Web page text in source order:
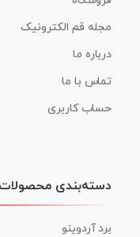
مجله قم الکترونیک
درباره ما
تماس با ما
حساب کاربری
دسته‌بندی محصولات
برد آردوینو